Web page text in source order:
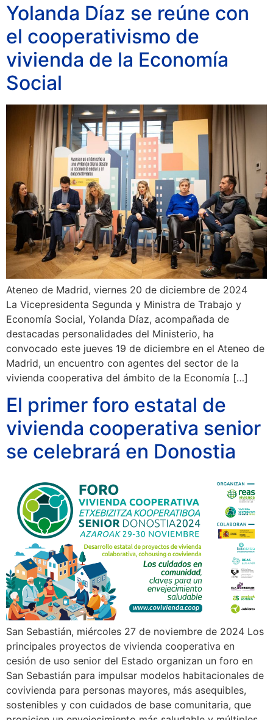
Yolanda Díaz se reúne con
el cooperativismo de
vivienda de la Economía
Social
Ateneo de Madrid, viernes 20 de diciembre de 2024
La Vicepresidenta Segunda y Ministra de Trabajo y
Economía Social, Yolanda Díaz, acompañada de
destacadas personalidades del Ministerio, ha
convocado este jueves 19 de diciembre en el Ateneo de
Madrid, un encuentro con agentes del sector de la
vivienda cooperativa del ámbito de la Economía […]
El primer foro estatal de
vivienda cooperativa senior
se celebrará en Donostia
San Sebastián, miércoles 27 de noviembre de 2024 Los
principales proyectos de vivienda cooperativa en
cesión de uso senior del Estado organizan un foro en
San Sebastián para impulsar modelos habitacionales de
covivienda para personas mayores, más asequibles,
sostenibles y con cuidados de base comunitaria, que